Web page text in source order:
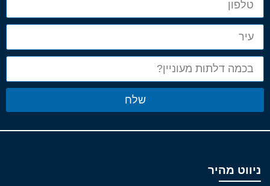
שלח
ניווט מהיר